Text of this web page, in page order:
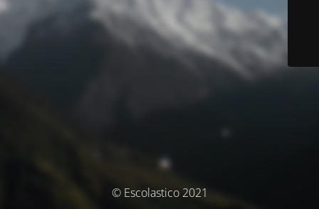
© Escolastico 2021